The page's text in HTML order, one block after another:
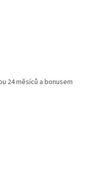
24 měsíců a bonusem